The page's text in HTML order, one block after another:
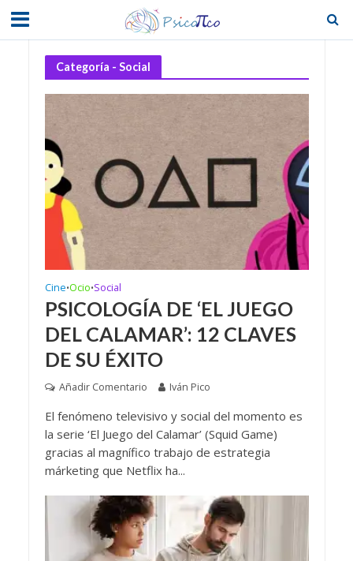
Categoría - Social
Cine•Ocio•Social
PSICOLOGÍA DE ‘EL JUEGO
DEL CALAMAR’: 12 CLAVES
DE SU ÉXITO
Añadir Comentario Iván Pico
El fenómeno televisivo y social del momento es
la serie ‘El Juego del Calamar’ (Squid Game)
gracias al magnífico trabajo de estrategia
márketing que Netflix ha...